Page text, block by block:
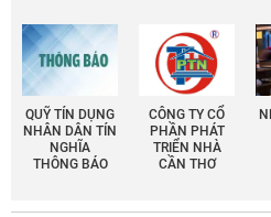
QUỸ TÍN DỤNG
NHÂN DÂN TÍN
NGHĨA
THÔNG BÁO
CÔNG TY CỔ
PHẦN PHÁT
TRIỂN NHÀ
CẦN THƠ